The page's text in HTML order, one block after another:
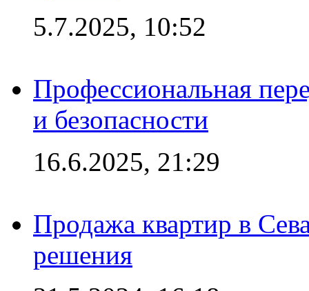
5.7.2025, 10:52
Профессиональная
и безопасности
16.6.2025, 21:29
Продажа квартир в
решения